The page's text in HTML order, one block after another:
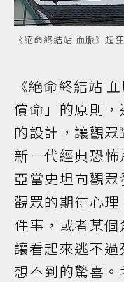
《絕命終結站 血脈》超
《絕命終結站
償命」的原則
的設計，讓觀
新一代經典恐
亞當史坦向觀
觀眾的期待心
件事，或者某
讓看起來逃不
想不到的驚喜